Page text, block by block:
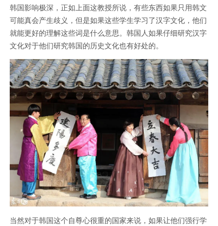
韩国影响极深，正如上面这教授所说，有些东西如果只用韩文
可能真会产生歧义，但是如果这些学生学习了汉字文化，他们
就能更好的理解这些词是什么意思。韩国人如果仔细研究汉字
文化对于他们研究韩国的历史文化也有好处的。
当然对于韩国这个自尊心很重的国家来说，如果让他们强行学